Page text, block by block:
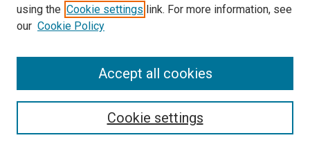
using the Cookie settings link. For more information, see
our Cookie Policy
Cookie settings
Accept all cookies